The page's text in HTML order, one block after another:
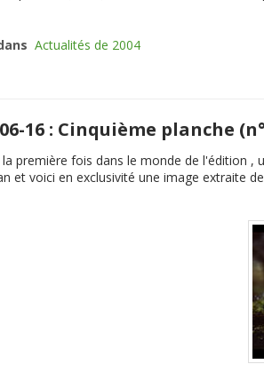
Actualités de 2004
16 : Cinquième planche
la première fois dans le monde de l'édition ,
et voici en exclusivité une image extraite